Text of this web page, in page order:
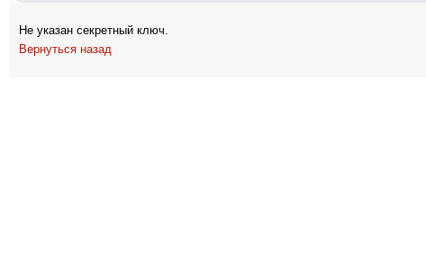
Не указан секретный ключ.
Вернуться назад